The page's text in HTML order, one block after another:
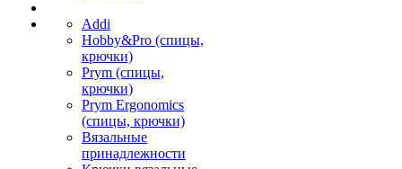
Addi
Hobby&Pro (спицы,
крючки)
Prym (спицы,
крючки)
Prym Ergonomics
(спицы, крючки)
Вязальные
принадлежности